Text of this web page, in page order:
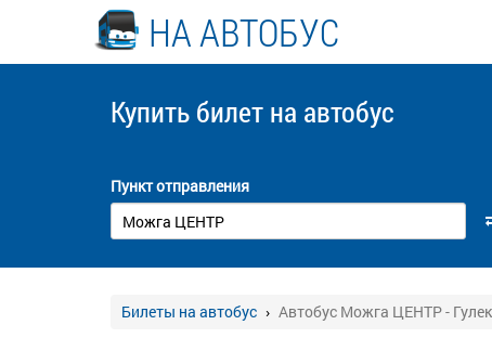
НА АВТОБУС
Купить билет на автобус
Пункт отправления
Билеты на автобус Автобус Можга ЦЕНТР -